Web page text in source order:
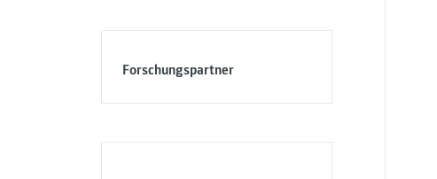
Forschungspartner